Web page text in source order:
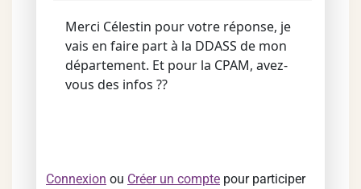
Merci Célestin pour votre réponse, je
vais en faire part à la DDASS de mon
département. Et pour la CPAM, avez-
vous des infos ??
Connexion ou Créer un compte pour participer